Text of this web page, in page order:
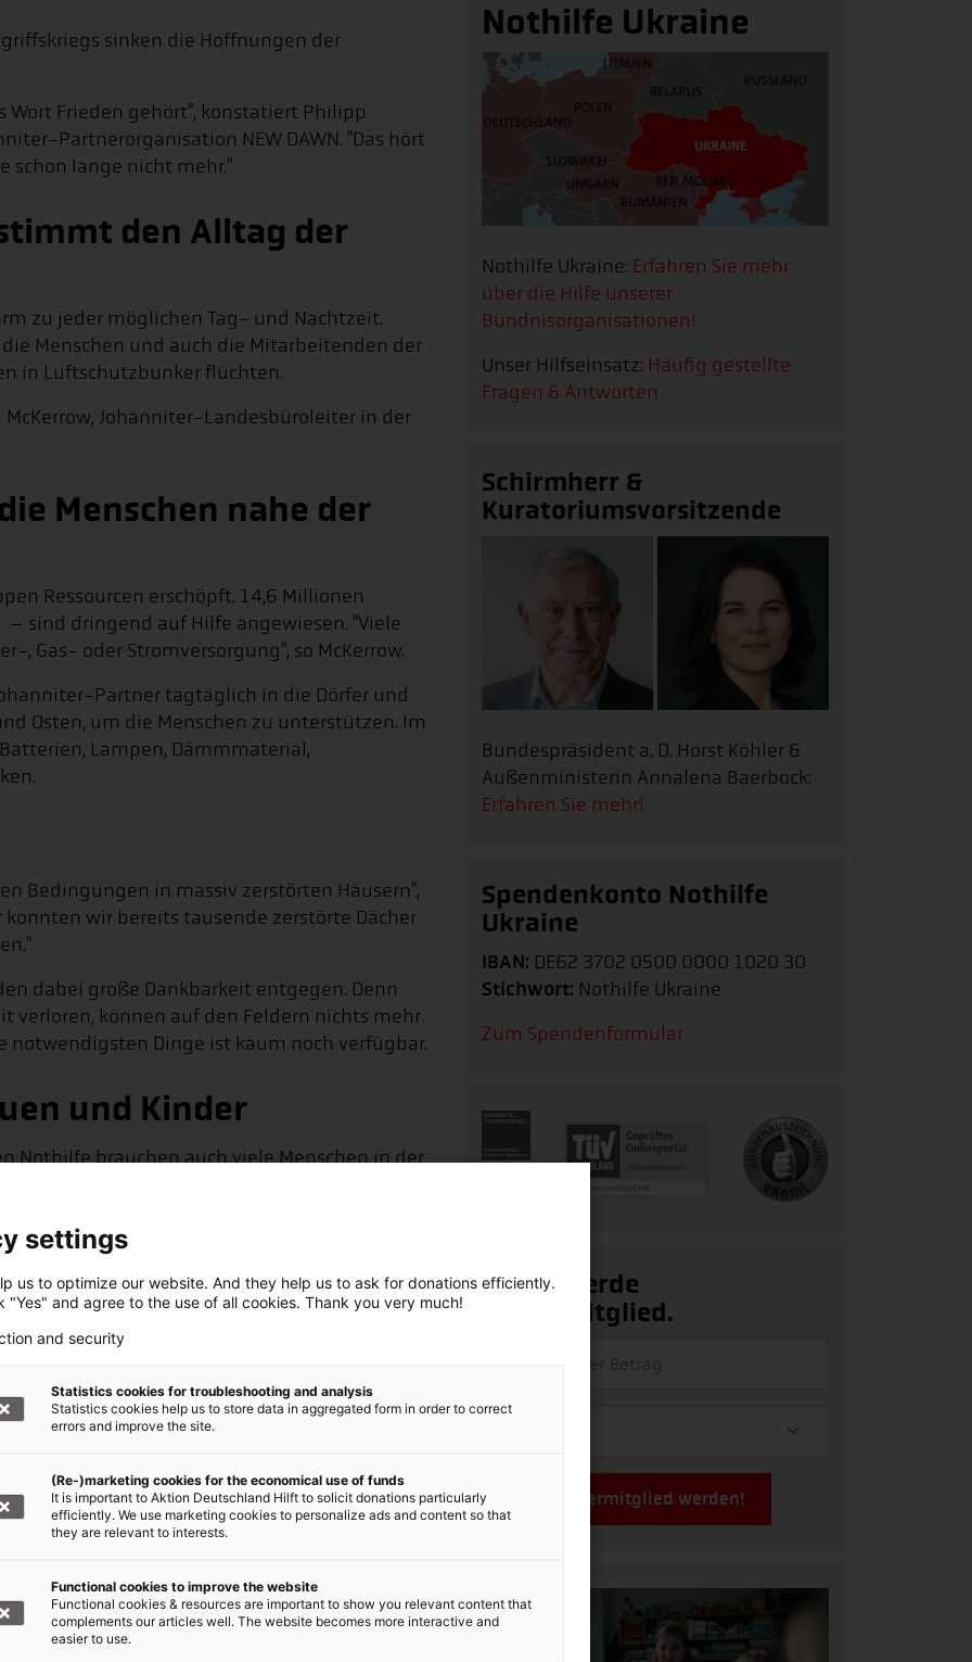
sinken die Hoffnungen der
Wort Frieden gehört", konstatiert Philipp
Partnerorganisation NEW DAWN. "Das hört
schon lange nicht mehr."
den Alltag der
zu jeder möglichen Tag- und Nachtzeit.
Menschen und auch die Mitarbeitenden der
in Luftschutzbunker flüchten.
Johanniter-Landesbüroleiter in der
Menschen nahe der
Ressourcen erschöpft. 14,6 Millionen
sind dringend auf Hilfe angewiesen. "Viele
, Gas- oder Stromversorgung", so McKerrow.
Partner tagtäglich in die Dörfer und
Osten, um die Menschen zu unterstützen. Im
Lampen, Dämmmaterial,
Bedingungen in massiv zerstörten Häusern",
konnten wir bereits tausende zerstörte Dächer
dabei große Dankbarkeit entgegen. Denn
verloren, können auf den Feldern nichts mehr
notwendigsten Dinge ist kaum noch verfügbar.
und Kinder
Nothilfe brauchen auch viele Menschen in der
in verschiedenen Regionen der Ukraine,
finden, die häusliche Gewalt oder Gewalt
In den Schutzhäusern der Johanniter-
Fachleuten psychologisch, sozial und juristisch
führen ihre tägliche Hilfe weiter
Auch sie haben oft Familienangehörige,
und Sorgen um die Zukunft in der Nacht –
erschöpft", berichtet Florian Beck, Johanniter-
auch einen Fokus auf die mentale
Nothilfe Ukraine
Nothilfe Ukraine: Erfahren Sie mehr
über die Hilfe unserer
Bündnisorganisationen!
Unser Hilfseinsatz: Häufig gestellte
Fragen & Antworten
Schirmherr &
Kuratoriumsvorsitzende
Bundespräsident a. D. Horst Köhler &
Außenministerin Annalena Baerbock:
Erfahren Sie mehr!
Spendenkonto Nothilfe
Ukraine
IBAN: DE62 3702 0500 0000 1020 30
Stichwort: Nothilfe Ukraine
Zum Spendenformular
Ja, ich werde
Fördermitglied.
Jetzt Fördermitglied werden!
settings
us to optimize our website. And they help us to ask for donations efficiently.
"Yes" and agree to the use of all cookies. Thank you very much!
and security
Statistics cookies for troubleshooting and analysis
Statistics cookies help us to store data in aggregated form in order to correct
errors and improve the site.
(Re-)marketing cookies for the economical use of funds
It is important to Aktion Deutschland Hilft to solicit donations particularly
efficiently. We use marketing cookies to personalize ads and content so that
they are relevant to interests.
Functional cookies to improve the website
Functional cookies & resources are important to show you relevant content that
complements our articles well. The website becomes more interactive and
easier to use.